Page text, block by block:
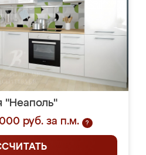
"Неаполь"
руб. за п.м.
?